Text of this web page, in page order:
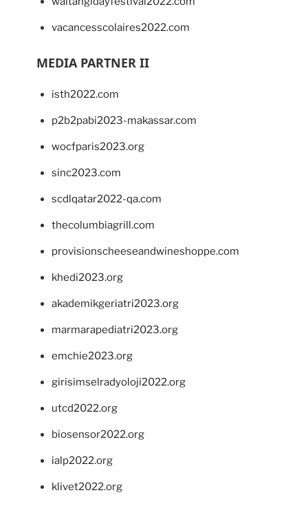
vacancesscolaires2022.com
MEDIA PARTNER II
isth2022.com
p2b2pabi2023-makassar.com
wocfparis2023.org
sinc2023.com
scdlqatar2022-qa.com
thecolumbiagrill.com
provisionscheeseandwineshoppe.com
khedi2023.org
akademikgeriatri2023.org
marmarapediatri2023.org
emchie2023.org
girisimselradyoloji2022.org
utcd2022.org
biosensor2022.org
ialp2022.org
klivet2022.org